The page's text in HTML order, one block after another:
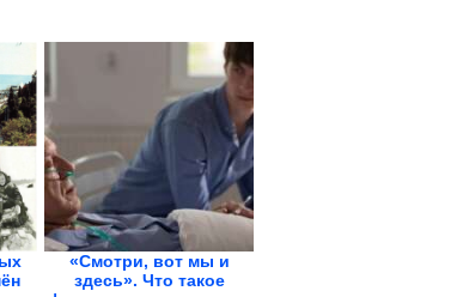
«Смотри, вот мы и
здесь». Что такое